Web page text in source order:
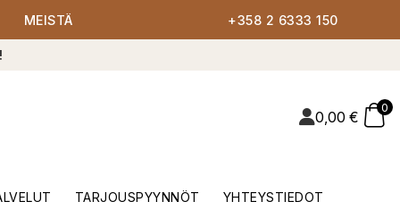
MEISTÄ +358 2 6333 150
0,00 €
0
TARJOUSPYYNNÖT YHTEYSTIEDOT